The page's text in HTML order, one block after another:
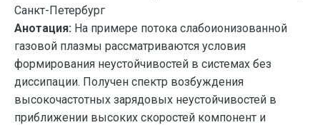
Санкт-Петербург
Анотация: На примере потока слабоионизованной
газовой плазмы рассматриваются условия
формирования неустойчивостей в системах без
диссипации. Получен спектр возбуждения
высокочастотных зарядовых неустойчивостей в
приближении высоких скоростей компонент и